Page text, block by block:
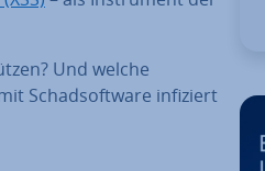
Und welche
Schad­soft­ware infiziert